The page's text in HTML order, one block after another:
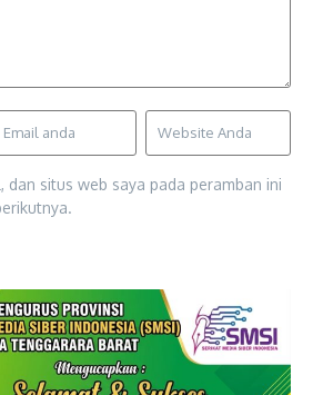
dan situs web saya pada peramban ini